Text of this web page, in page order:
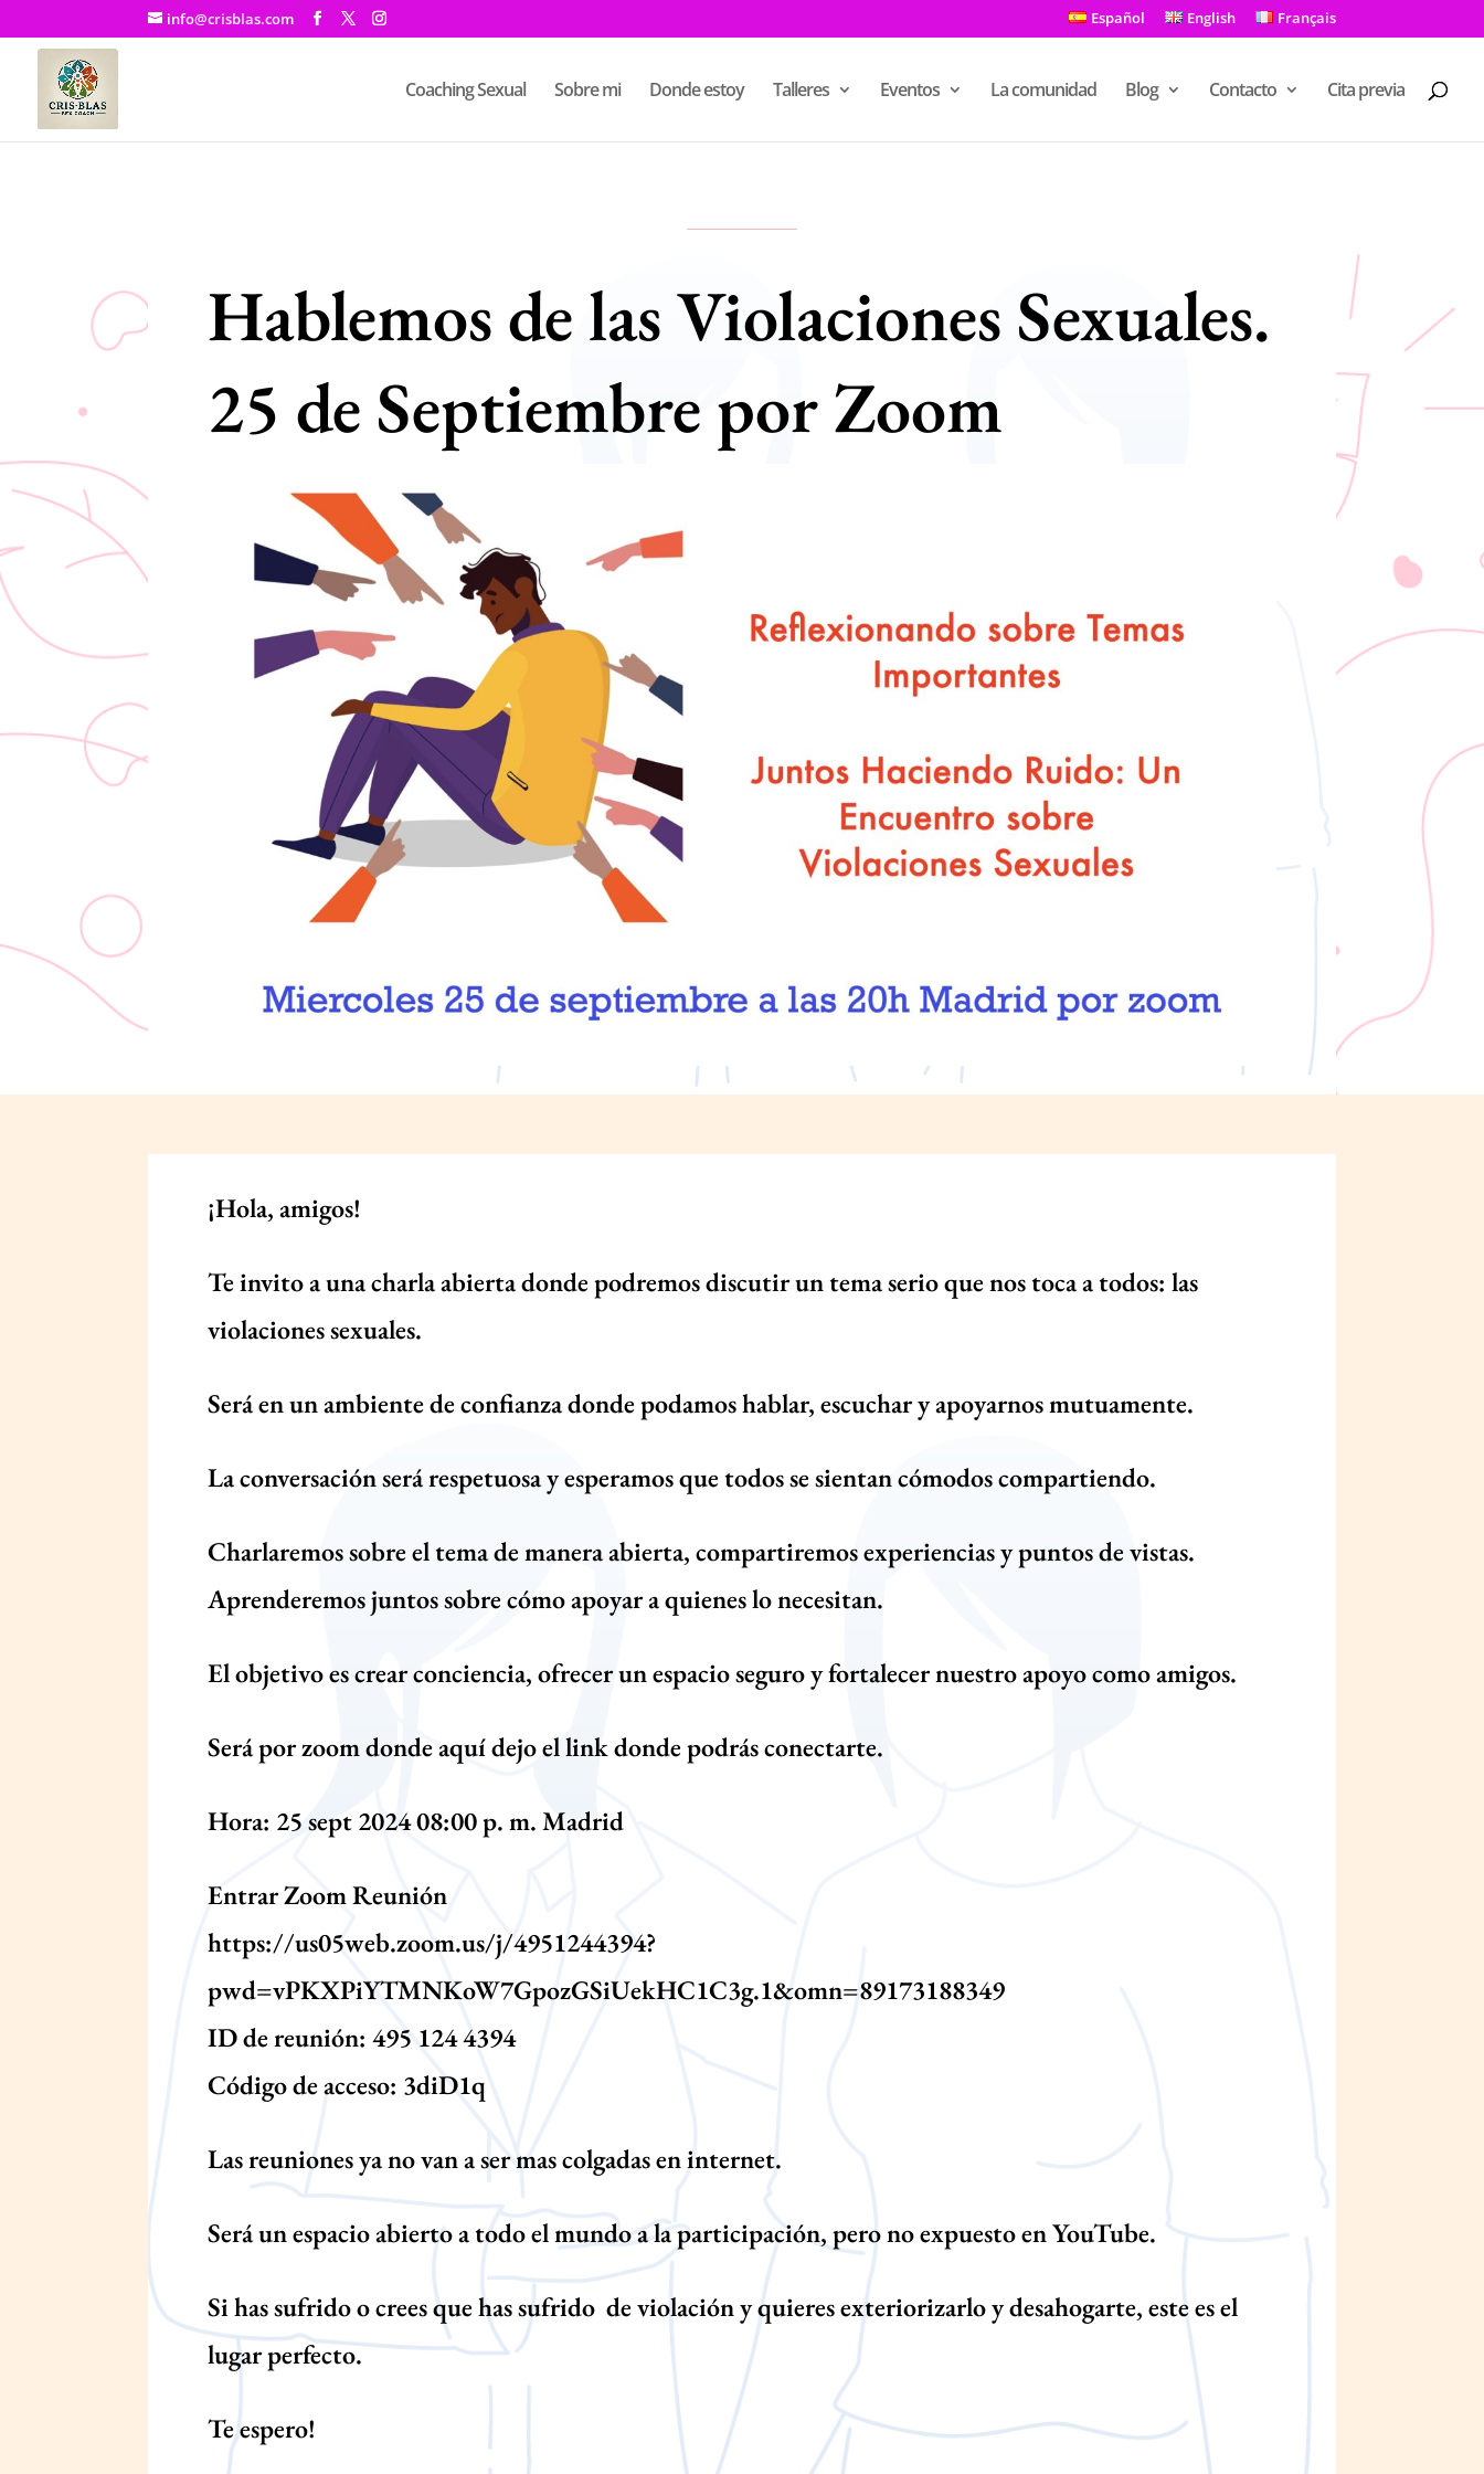
info@crisblas.com Español English Français
Coaching Sexual Sobre mi Donde estoy Talleres Eventos La comunidad Blog Contacto Cita previa
Hablemos de las Violaciones Sexuales.
25 de Septiembre por Zoom
¡Hola, amigos!
Te invito a una charla abierta donde podremos discutir un tema serio que nos toca a todos: las
violaciones sexuales.
Será en un ambiente de confianza donde podamos hablar, escuchar y apoyarnos mutuamente.
La conversación será respetuosa y esperamos que todos se sientan cómodos compartiendo.
Charlaremos sobre el tema de manera abierta, compartiremos experiencias y puntos de vistas.
Aprenderemos juntos sobre cómo apoyar a quienes lo necesitan.
El objetivo es crear conciencia, ofrecer un espacio seguro y fortalecer nuestro apoyo como amigos.
Será por zoom donde aquí dejo el link donde podrás conectarte.
Hora: 25 sept 2024 08:00 p. m. Madrid
Entrar Zoom Reunión
https://us05web.zoom.us/j/4951244394?
pwd=vPKXPiYTMNKoW7GpozGSiUekHC1C3g.1&omn=89173188349
ID de reunión: 495 124 4394
Código de acceso: 3diD1q
Las reuniones ya no van a ser mas colgadas en internet.
Será un espacio abierto a todo el mundo a la participación, pero no expuesto en YouTube.
Si has sufrido o crees que has sufrido de violación y quieres exteriorizarlo y desahogarte, este es el
lugar perfecto.
Te espero!